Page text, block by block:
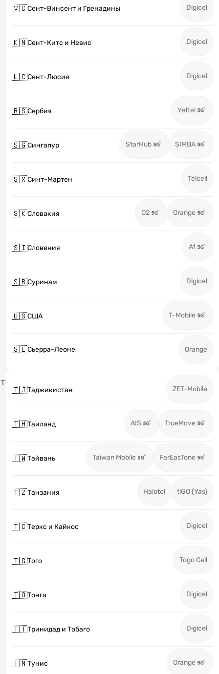
🇻🇨Сент-Винсент и Гренадины Digicel
🇰🇳Сент-Китс и Невис Digicel
🇱🇨Сент-Люсия Digicel
🇷🇸Сербия Yettel
🇸🇬Сингапур StarHub SIMBA
🇸🇽Синт-Мартен Telcell
🇸🇰Словакия O2 Orange
🇸🇮Словения A1
🇸🇷Суринам Digicel
🇺🇸США T-Mobile
🇸🇱Сьерра-Леоне Orange
Т
🇹🇯Таджикистан ZET-Mobile
🇹🇭Таиланд AIS TrueMove
🇹🇼Тайвань Taiwan Mobile FarEasTone
🇹🇿Танзания Halotel tiGO (Yas)
🇹🇨Теркс и Кайкос Digicel
🇹🇬Того Togo Cell
🇹🇴Тонга Digicel
🇹🇹Тринидад и Тобаго Digicel
🇹🇳Тунис Orange